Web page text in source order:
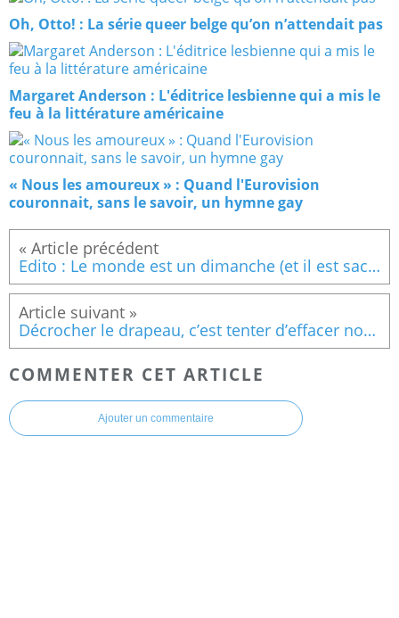
Oh, Otto! : La série queer belge qu’on n’attendait pas
Margaret Anderson : L'éditrice lesbienne qui a mis le
feu à la littérature américaine
« Nous les amoureux » : Quand l'Eurovision
couronnait, sans le savoir, un hymne gay
Edito : Le monde est un dimanche (et il est sacrément queer !)
Décrocher le drapeau, c’est tenter d’effacer nos mémoires
COMMENTER CET ARTICLE
Ajouter un commentaire